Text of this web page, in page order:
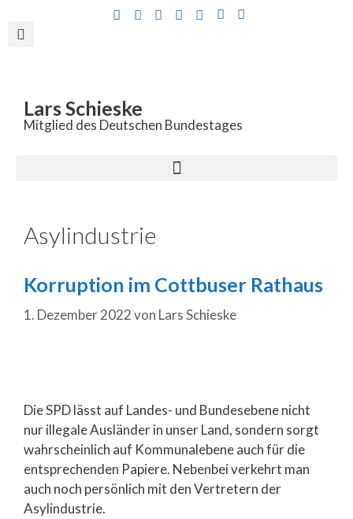
Lars Schieske
Mitglied des Deutschen Bundestages
Asylindustrie
Korruption im Cottbuser Rathaus
1. Dezember 2022von Lars Schieske
Die SPD lässt auf Landes- und Bundesebene nicht
nur illegale Ausländer in unser Land, sondern sorgt
wahrscheinlich auf Kommunalebene auch für die
entsprechenden Papiere. Nebenbei verkehrt man
auch noch persönlich mit den Vertretern der
Asylindustrie.